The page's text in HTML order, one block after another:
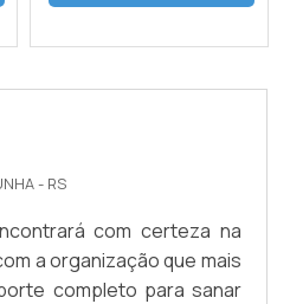
- RS
com certeza na
a organização que mais
completo para sanar